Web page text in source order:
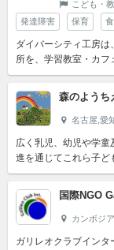
こども・
発達障害
保育 食
ダイバーシティ工房
所を、学習教室・カ
暮らしに合わせてつく
森のようち
名古屋,愛
広く乳児、幼児や学
進を通じてこれら子ど
寄することを目的とす
国際NGO
カンボジ
ガリレオクラブイン